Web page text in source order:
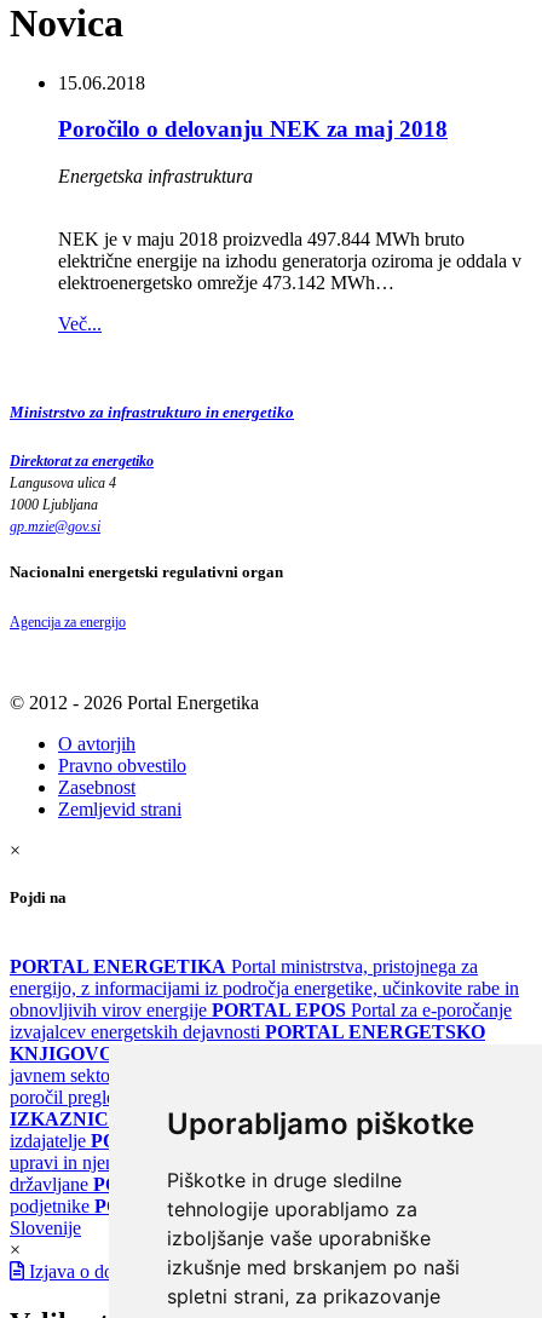
Uporabljamo piškotke
Piškotke in druge sledilne
tehnologije uporabljamo za
izboljšanje vaše uporabniške
izkušnje med brskanjem po naši
spletni strani, za prikazovanje
Novica
15.06.2018
Poročilo o delovanju NEK za maj 2018
Energetska infrastruktura
NEK je v maju 2018 proizvedla 497.844 MWh bruto
električne energije na izhodu generatorja oziroma je oddala v
elektroenergetsko omrežje 473.142 MWh…
Več...
Ministrstvo za infrastrukturo in energetiko
Direktorat za energetiko
Langusova ulica 4
1000 Ljubljana
gp.mzie@gov.si
Nacionalni energetski regulativni organ
Agencija za energijo
© 2012 - 2026 Portal Energetika
O avtorjih
Pravno obvestilo
Zasebnost
Zemljevid strani
×
Pojdi na
PORTAL ENERGETIKA Portal ministrstva, pristojnega za
energijo, z informacijami iz področja energetike, učinkovite rabe in
obnovljivih virov energije PORTAL EPOS Portal za e-poročanje
izvajalcev energetskih dejavnosti PORTAL ENERGETSKO
KNJIGOVODSTVO
javnem sektorju
poročil pregledov klimatskih sistemov
IZKAZNICE
Register energetskih izkaznic - za izdelovalce in
izdajatelje PORTAL GOV.SI Osrednje spletno mesto o državni
upravi in njenih storitvah
državljane PORTAL SPOT Državni portal za podjetja in
podjetnike PORTAL OPSI Državni portal odprtih podatkov
Slovenije
×
Izjava o dostopnosti